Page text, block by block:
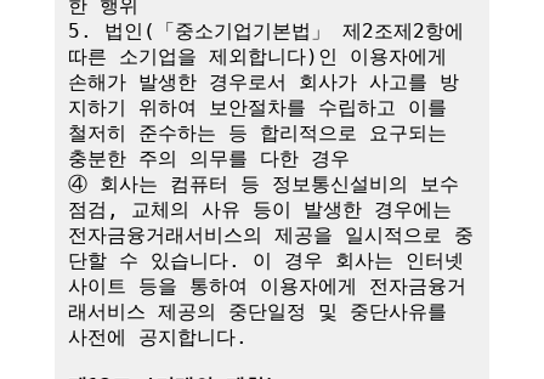
한 행위
5. 법인(「중소기업기본법」 제2조제2항에
따른 소기업을 제외합니다)인 이용자에게
손해가 발생한 경우로서 회사가 사고를 방
지하기 위하여 보안절차를 수립하고 이를
철저히 준수하는 등 합리적으로 요구되는
충분한 주의 의무를 다한 경우
④ 회사는 컴퓨터 등 정보통신설비의 보수
점검, 교체의 사유 등이 발생한 경우에는
전자금융거래서비스의 제공을 일시적으로 중
단할 수 있습니다. 이 경우 회사는 인터넷
사이트 등을 통하여 이용자에게 전자금융거
래서비스 제공의 중단일정 및 중단사유를
사전에 공지합니다.